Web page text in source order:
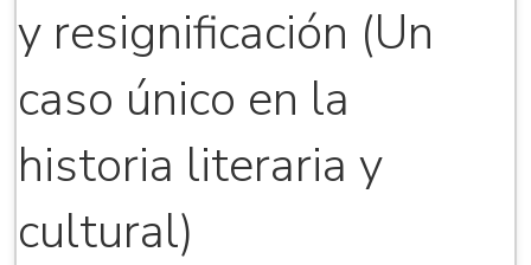
y resignificación (Un
caso único en la
historia literaria y
cultural)